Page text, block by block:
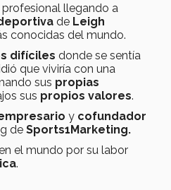
llegando a
de Leigh
conocidas del mundo.
difíciles donde se sentía
que viviría con una
sus propias
sus propios valores.
y cofundador
de Sports1Marketing.
el mundo por su labor
.